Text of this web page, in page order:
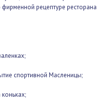
мастер-класс по
по фирменной рецептуре